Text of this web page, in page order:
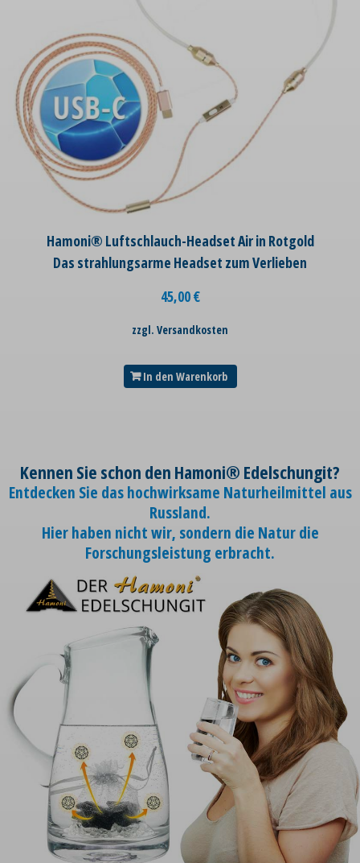
Hamoni® Luftschlauch-Headset Air in Rotgold
Das strahlungsarme Headset zum Verlieben
45,00€
zzgl. Versandkosten
In den Warenkorb
Kennen Sie schon den Hamoni® Edelschungit?
Entdecken Sie das hochwirksame Naturheilmittel aus
Russland.
Hier haben nicht wir, sondern die Natur die
Forschungsleistung erbracht.